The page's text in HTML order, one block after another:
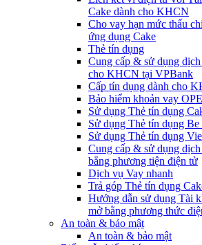
Cake dành cho KHCN
Cho vay hạn mức thấu
ứng dụng Cake
Thẻ tín dụng
Cung cấp & sử dụng
cho KHCN tại VPBank
Cấp tín dụng dành cho
Bảo hiểm khoản vay
Sử dụng Thẻ tín dụng
Sử dụng Thẻ tín dụng Be
Sử dụng Thẻ tín dụng
Cung cấp & sử dụng
bằng phương tiện điện tử
Dịch vụ Vay nhanh
Trả góp Thẻ tín dụng
Hướng dẫn sử dụng Tài
mở bằng phương thức
An toàn & bảo mật
An toàn & bảo mật